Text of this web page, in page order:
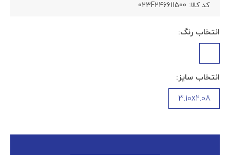
کد کالا: 023F246611500
انتخاب رنگ:
انتخاب سایز:
3.10x2.08